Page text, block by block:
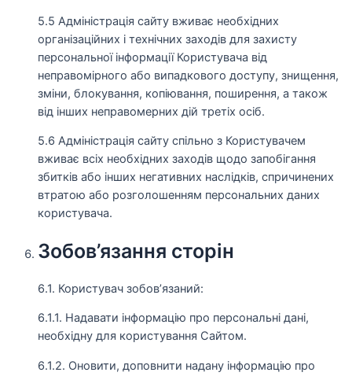
5.5 Адміністрація сайту вживає необхідних
організаційних і технічних заходів для захисту
персональної інформації Користувача від
неправомірного або випадкового доступу, знищення,
зміни, блокування, копіювання, поширення, а також
від інших неправомерних дій третіх осіб.
5.6 Адміністрація сайту спільно з Користувачем
вживає всіх необхідних заходів щодо запобігання
збитків або інших негативних наслідків, спричинених
втратою або розголошенням персональних даних
користувача.
Зобов’язання сторін
6.1. Користувач зобов’язаний:
6.1.1. Надавати інформацію про персональні дані,
необхідну для користування Сайтом.
6.1.2. Оновити, доповнити надану інформацію про